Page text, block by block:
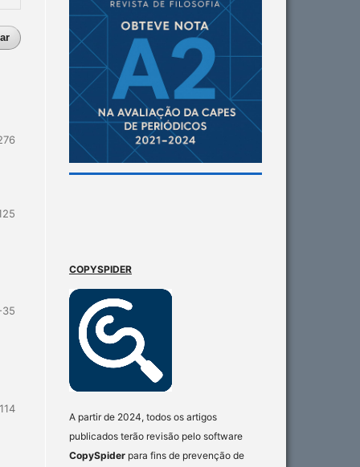
COPYSPIDER
A partir de 2024, todos os artigos
publicados terão revisão pelo software
CopySpider para fins de prevenção de